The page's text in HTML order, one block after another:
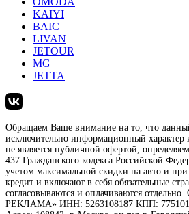
KAIYI
BAIC
LIVAN
JETOUR
MG
JETTA
Обращаем Ваше внимание на то, что
исключительно информационный характер
не является публичной офертой,
437 Гражданского кодекса Российской
учетом максимальной скидки на авто и
кредит и включают в себя обязательные
согласовываются и оплачиваются
РЕКЛАМА» ИНН: 5263108187 КПП: